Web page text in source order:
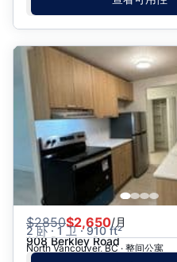
$2850$2,650/月
2 卧 · 1 卫 · 910 ft²
908 Berkley Road
North Vancouver, BC · 整间公寓